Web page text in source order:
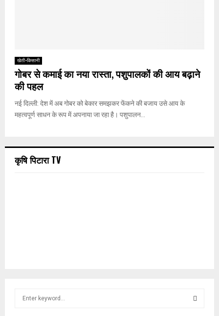
खेती-किसानी
गोबर से कमाई का नया रास्ता, पशुपालकों की आय बढ़ाने
की पहल
नई दिल्ली: देश में अब गोबर को बेकार समझकर फेंकने की बजाय उसे आय के
महत्वपूर्ण साधन के रूप में अपनाया जा रहा है। पशुपालन...
कृषि पिटारा TV